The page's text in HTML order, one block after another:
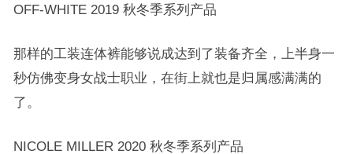
OFF-WHITE 2019 秋冬季系列产品
那样的工装连体裤能够说成达到了装备齐全，上半身一
秒仿佛变身女战士职业，在街上就也是归属感满满的
了。
NICOLE MILLER 2020 秋冬季系列产品